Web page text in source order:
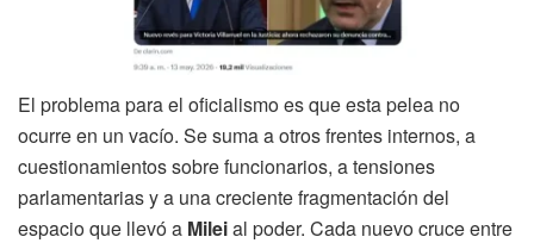
El problema para el oficialismo es que esta pelea no
ocurre en un vacío. Se suma a otros frentes internos, a
cuestionamientos sobre funcionarios, a tensiones
parlamentarias y a una creciente fragmentación del
espacio que llevó a Mileial poder. Cada nuevo cruce entre